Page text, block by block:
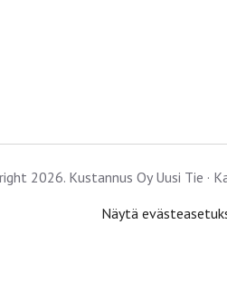
2026. Kustannus Oy Uusi Tie ·
Näytä